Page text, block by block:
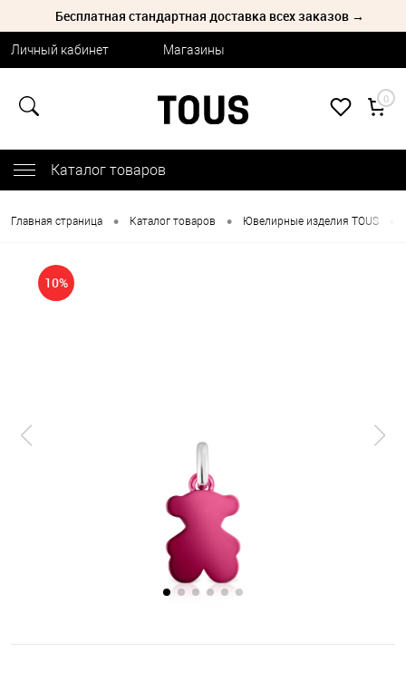
Бесплатная стандартная доставка всех заказов →
Личный кабинет Магазины
0
Каталог товаров
Главная страница • Каталог товаров • Ювелирные изделия TOUS
10%